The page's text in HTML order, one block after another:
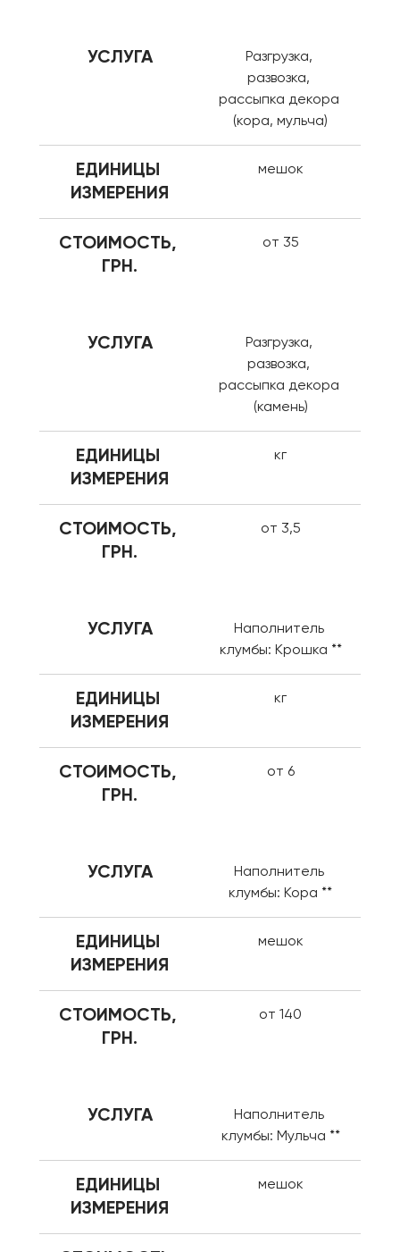
УСЛУГА
Разгрузка,
развозка,
рассыпка декора
(кора, мульча)
ЕДИНИЦЫ
ИЗМЕРЕНИЯ
мешок
СТОИМОСТЬ,
ГРН.
от 35
УСЛУГА
Разгрузка,
развозка,
рассыпка декора
(камень)
ЕДИНИЦЫ
ИЗМЕРЕНИЯ
кг
СТОИМОСТЬ,
ГРН.
от 3,5
УСЛУГА
Наполнитель
клумбы: Крошка **
ЕДИНИЦЫ
ИЗМЕРЕНИЯ
кг
СТОИМОСТЬ,
ГРН.
от 6
УСЛУГА
Наполнитель
клумбы: Кора **
ЕДИНИЦЫ
ИЗМЕРЕНИЯ
мешок
СТОИМОСТЬ,
ГРН.
от 140
УСЛУГА
Наполнитель
клумбы: Мульча **
ЕДИНИЦЫ
ИЗМЕРЕНИЯ
мешок